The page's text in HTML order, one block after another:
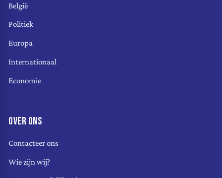
België
Politiek
Europa
Internationaal
Economie
OVER ONS
Contacteer ons
Wie zijn wij?